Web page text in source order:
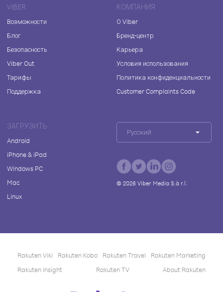
VIBER
Возможности
Блог
Безопасность
Viber Out
Тарифы
Поддержка
КОМПАНИЯ
О Viber
Бренд-центр
Карьера
Условия использования
Политика конфиденциальности
Customer Complaints Code
ЗАГРУЗИТЬ
Android
iPhone & iPad
Windows PC
Mac
Linux
Русский
© 2026Viber Media S.à r.l.
Rakuten Viki Rakuten Kobo Rakuten Travel
Rakuten Marketing
Rakuten Insight
Rakuten TV About Rakuten